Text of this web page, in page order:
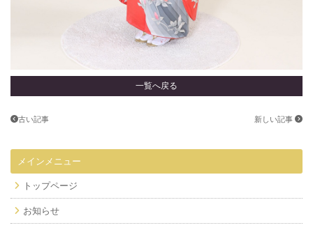
一覧へ戻る
古い記事 新しい記事
メインメニュー
トップページ
お知らせ